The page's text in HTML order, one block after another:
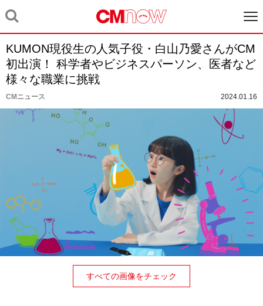
KUMON現役生の人気子役・白山乃愛さんがCM
初出演！ 科学者やビジネスパーソン、医者など
様々な職業に挑戦
CMニュース 2024.01.16
すべての画像をチェック